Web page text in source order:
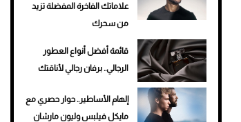
علاماتك الفاخرة المفضلة تزيد
من سحرك
قائمة أفضل أنواع العطور
الرجالي.. برفان رجالي لأناقتك
إلهام الأساطير.. حوار حصري مع
مايكل فيلبس وليون مارشان